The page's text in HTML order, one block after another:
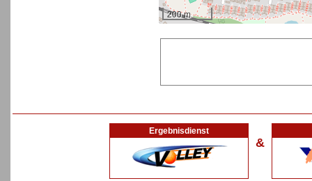
200 m
Ergebnisdienst
&